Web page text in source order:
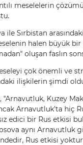
meselelerin
ile Sırbistan
halen büyük
oluşan faslın
çok önemli ve
ilişkilerin şimdi
"Arnavutluk, Kuzey
Arnavutluk’ta hiç
edici bir Rus etkisi
aynı Arnavutluk
Rus etkisi